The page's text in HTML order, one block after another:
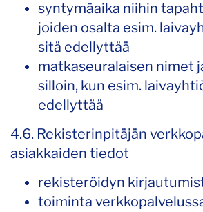
syntymäaika niihin
joiden osalta esim.
sitä edellyttää
matkaseuralaisen nimet
silloin, kun esim.
edellyttää
4.6. Rekisterinpitäjän
asiakkaiden tiedot
rekisteröidyn
toiminta